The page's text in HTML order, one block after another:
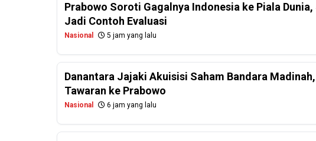
Prabowo Soroti Gagalnya Indonesia ke Piala
Jadi Contoh Evaluasi
Nasional 5 jam yang lalu
Danantara Jajaki Akuisisi Saham Bandara
Tawaran ke Prabowo
Nasional 6 jam yang lalu